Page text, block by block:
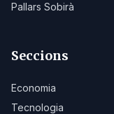
Pallars Sobirà
Seccions
Economia
Tecnologia